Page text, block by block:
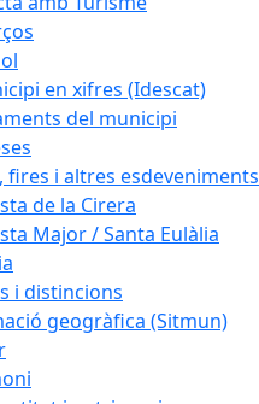
en xifres (Idescat)
del municipi
fires i altres esdeveniments
de la Cirera
Major / Santa Eulàlia
i distincions
geogràfica (Sitmun)